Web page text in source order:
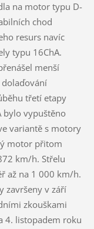
na motor typu D-
chod
resurs navíc
typu 16ChA.
menší
dolaďování
třetí etapy
bylo vypuštěno
variantě s motory
motor přitom
km/h. Střelu
až na 1 000 km/h.
završeny v září
zkouškami
4. listopadem roku